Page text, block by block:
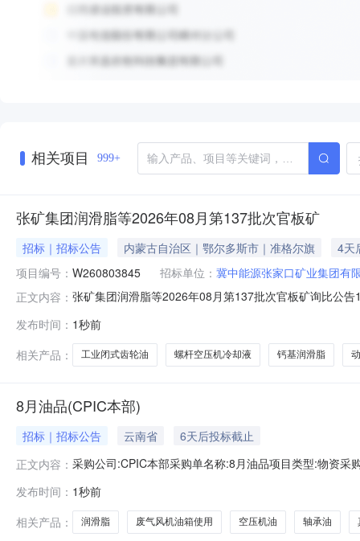
相关项目 999+
张矿集团润滑脂等2026年08月第137批次官板矿
招标｜招标公告 内蒙古自治区｜鄂尔多斯市｜准格尔旗
4天
项目编号： W260803845 招标单位： 冀中能源张家口矿业集团有
正文内容： 张矿集团润滑脂等2026年08月第137批次官板矿询比公
2100050233公斤100.0002026-08-31MA:否;产品等级:
发布时间： 1秒前
相关产品：
工业闭式齿轮油 螺杆空压机冷却液 钙基润滑脂
8月油品(CPIC本部)
招标｜招标公告 云南省
6天后投标截止
正文内容： 采购公司:CPIC本部采购单名称:8月油品项目类型:物资
长城\通用锂基脂3#\15kg/塑桶0.045吨长城\通用锂基脂
发布时间： 1秒前
相关产品：
润滑脂 废气风机油箱使用 空压机油 轴承油